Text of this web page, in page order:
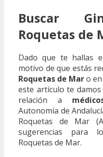
Buscar
Roquetas de
Dado que te hallas
motivo de que estás
Roquetas de Maro
este artículo te
relación a
Autonomía de
Roquetas de Mar
sugerencias para
Roquetas de Mar.